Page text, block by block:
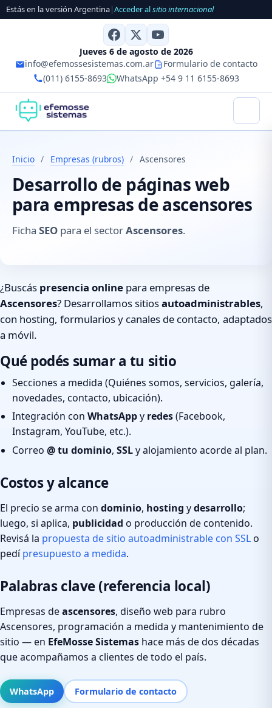
Estás en la versión Argentina|Acceder alsitio internacional
Jueves 6 de agosto de 2026
info@efemossesistemas.com.ar
Formulario de contacto
(011) 6155-8693
WhatsApp +54 9 11 6155-8693
Inicio / Empresas (rubros) / Ascensores
Desarrollo de páginas web
para empresas de ascensores
Ficha SEO para el sectorAscensores.
¿Buscás presencia online para empresas de
Ascensores? Desarrollamos sitiosautoadministrables,
con hosting, formularios y canales de contacto, adaptados
a móvil.
Qué podés sumar a tu sitio
Secciones a medida (Quiénes somos, servicios, galería,
novedades, contacto, ubicación).
Integración con WhatsAppy redes(Facebook,
Instagram, YouTube, etc.).
Correo @ tu dominio, SSLy alojamiento acorde al plan.
Costos y alcance
El precio se arma con dominio, hosting ydesarrollo;
luego, si aplica, publicidad o producción de contenido.
Revisá la propuesta de sitio autoadministrable con SSLo
pedípresupuesto a medida.
Palabras clave (referencia local)
Empresas deascensores, diseño web para rubro
Ascensores, programación a medida y mantenimiento de
sitio — en EfeMosse Sistemas hace más de dos décadas
que acompañamos a clientes de todo el país.
WhatsApp Formulario de contacto